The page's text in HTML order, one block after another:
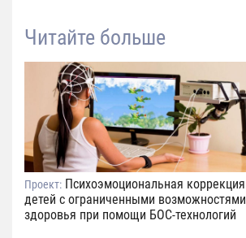
Читайте больше
Проект: Психоэмоциональная коррекция
детей с ограниченными возможностями
здоровья при помощи БОС-технологий